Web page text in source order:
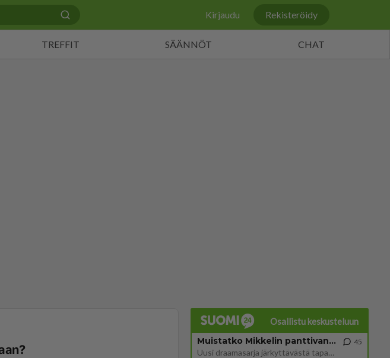
Kirjaudu Rekisteröidy
TREFFIT SÄÄNNÖT CHAT
Osallistu keskusteluun
Muistatko Mikkelin panttivankidraaman?
Uusi draamasarja järkyttävästä tapauksesta on tulossa. Tositapahtumiin perustuva sarja ammentaa vuoden 1986 Mikkelin pan
45